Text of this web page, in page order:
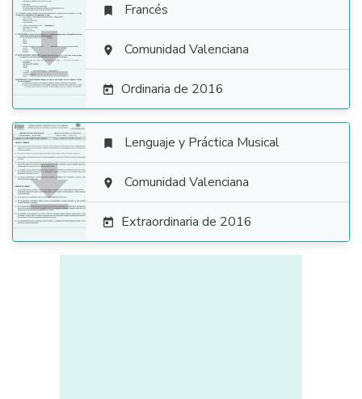

 Francés
 Comunidad Valenciana
 Ordinaria de 2016

 Lenguaje y Práctica Musical
 Comunidad Valenciana
 Extraordinaria de 2016